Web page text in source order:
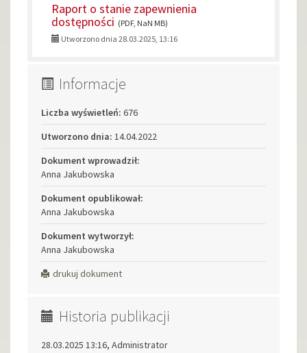
Raport o stanie zapewnienia
dostępności (PDF, NaN MB)
Utworzono dnia 28.03.2025, 13:16
Informacje
Liczba wyświetleń: 676
Utworzono dnia: 14.04.2022
Dokument wprowadził:
Anna Jakubowska
Dokument opublikował:
Anna Jakubowska
Dokument wytworzył:
Anna Jakubowska
drukuj dokument
Historia publikacji
28.03.2025 13:16, Administrator